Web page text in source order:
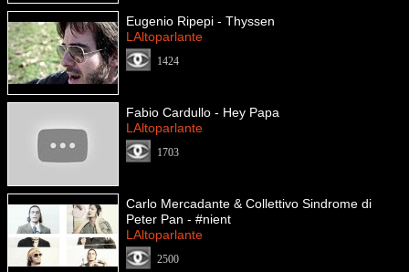
Eugenio Ripepi - Thyssen
LAltoparlante
1424
Fabio Cardullo - Hey Papa
LAltoparlante
1703
Carlo Mercadante & Collettivo Sindrome di
Peter Pan - #nient
LAltoparlante
2500